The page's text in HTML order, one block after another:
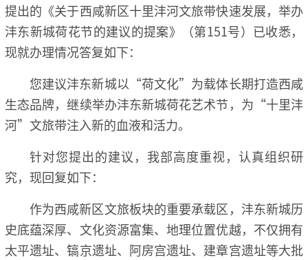
提出的《关于西咸新区十里沣河文旅带快速发展，举办
沣东新城荷花节的建议的提案》（第151号）已收悉，
现就办理情况答复如下：
您建议沣东新城以“荷文化”为载体长期打造西咸
生态品牌，继续举办沣东新城荷花艺术节，为“十里沣
河”文旅带注入新的血液和活力。
针对您提出的建议，我部高度重视，认真组织研
究，现回复如下：
作为西咸新区文旅板块的重要承载区，沣东新城历
史底蕴深厚、文化资源富集、地理位置优越，不仅拥有
太平遗址、镐京遗址、阿房宫遗址、建章宫遗址等大批